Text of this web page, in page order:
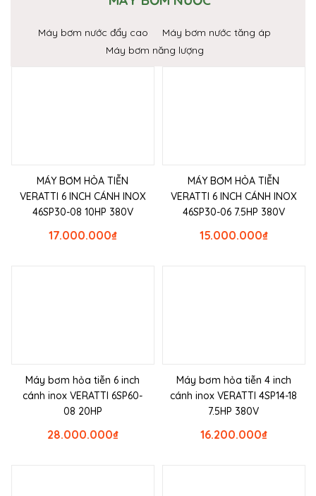
Máy bơm nước đẩy cao
Máy bơm nước tăng áp
Máy bơm năng lượng
MÁY BƠM HỎA TIỄN
VERATTI 6 INCH CÁNH INOX
46SP30-08 10HP 380V
₫
17.000.000
MÁY BƠM HỎA TIỄN
VERATTI 6 INCH CÁNH INOX
46SP30-06 7.5HP 380V
₫
15.000.000
Máy bơm hỏa tiễn 6 inch
cánh inox VERATTI 6SP60-
08 20HP
₫
28.000.000
Máy bơm hỏa tiễn 4 inch
cánh inox VERATTI 4SP14-18
7.5HP 380V
₫
16.200.000